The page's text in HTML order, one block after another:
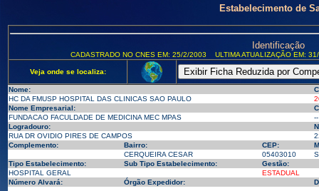
Estabelecimento de
Identificação
CADASTRADO NO CNES EM: 25/2/2003 ULTIMA ATUALIZAÇÃO EM:
Veja onde se localiza:
Nome:
HC DA FMUSP HOSPITAL DAS CLINICAS SAO PAULO
Nome Empresarial:
FUNDACAO FACULDADE DE MEDICINA MEC MPAS
--
Logradouro:
RUA DR OVIDIO PIRES DE CAMPOS
Complemento:
Bairro: CEP:
CERQUEIRA CESAR
05403010
Tipo Estabelecimento:
Sub Tipo Estabelecimento:
Gestão:
HOSPITAL GERAL
ESTADUAL
Número Alvará:
Órgão Expedidor: